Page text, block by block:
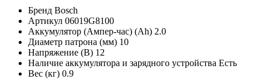
Бренд Bosch
Артикул 06019G8100
Аккумулятор (Ампер-час) (Ah) 2.0
Диаметр патрона (мм) 10
Напряжение (В) 12
Наличие аккумулятора и зарядного устройства Есть
Вес (кг) 0.9